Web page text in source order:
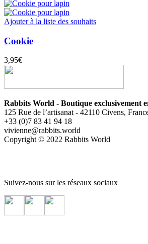
Ajouter à la liste des souhaits
Cookie
3,95€
Rabbits World - Boutique exclusivement
125 Rue de l’artisanat - 42110 Civens,
+33 (0)7 83 41 94 18
vivienne@rabbits.world
Copyright © 2022 Rabbits World
Suivez-nous sur les réseaux sociaux